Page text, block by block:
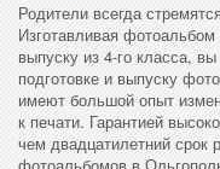
Родители всегда
Изготавливая
выпуску из 4-го класса,
подготовке и выпуску
имеют большой опыт
к печати. Гарантией
чем двадцатилетний